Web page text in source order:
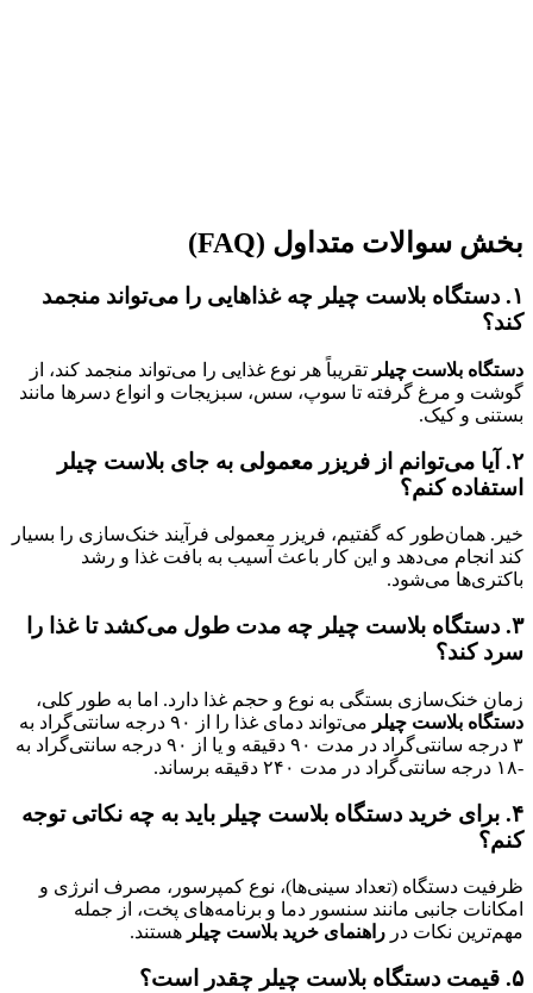
بخش سوالات متداول (FAQ)
۱. دستگاه بلاست چیلر چه غذاهایی را می‌تواند منجمد
کند؟
دستگاه بلاست چیلر تقریباً هر نوع غذایی را می‌تواند منجمد کند، از
گوشت و مرغ گرفته تا سوپ، سس، سبزیجات و انواع دسرها مانند
بستنی و کیک.
۲. آیا می‌توانم از فریزر معمولی به جای بلاست چیلر
استفاده کنم؟
خیر. همان‌طور که گفتیم، فریزر معمولی فرآیند خنک‌سازی را بسیار
کند انجام می‌دهد و این کار باعث آسیب به بافت غذا و رشد
باکتری‌ها می‌شود.
۳. دستگاه بلاست چیلر چه مدت طول می‌کشد تا غذا را
سرد کند؟
زمان خنک‌سازی بستگی به نوع و حجم غذا دارد. اما به طور کلی،
دستگاه بلاست چیلر
می‌تواند دمای غذا را از ۹۰ درجه سانتی‌گراد به
۳ درجه سانتی‌گراد در مدت ۹۰ دقیقه و یا از ۹۰ درجه سانتی‌گراد به
-۱۸ درجه سانتی‌گراد در مدت ۲۴۰ دقیقه برساند.
۴. برای خرید دستگاه بلاست چیلر باید به چه نکاتی توجه
کنم؟
ظرفیت دستگاه (تعداد سینی‌ها)، نوع کمپرسور، مصرف انرژی و
امکانات جانبی مانند سنسور دما و برنامه‌های پخت، از جمله
مهم‌ترین نکات در راهنمای خرید بلاست چیلر هستند.
۵. قیمت دستگاه بلاست چیلر چقدر است؟